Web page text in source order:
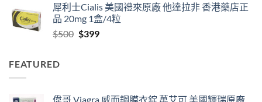
$829
through
犀利士Cialis 美國禮來原廠 他達拉非 香港藥店正
品 20mg 1盒/4粒
$500 Original
$399Current
FEATURED
偉哥 Viagra 威而鋼膜衣錠 萬艾可 美國輝瑞原廠